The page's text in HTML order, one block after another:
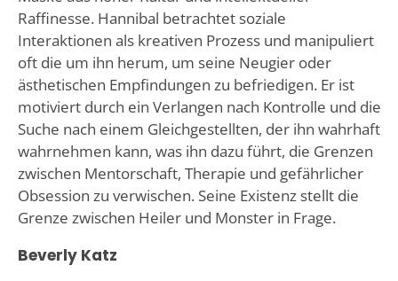
Raffinesse. Hannibal betrachtet soziale
Interaktionen als kreativen Prozess und manipuliert
oft die um ihn herum, um seine Neugier oder
ästhetischen Empfindungen zu befriedigen. Er ist
motiviert durch ein Verlangen nach Kontrolle und die
Suche nach einem Gleichgestellten, der ihn wahrhaft
wahrnehmen kann, was ihn dazu führt, die Grenzen
zwischen Mentorschaft, Therapie und gefährlicher
Obsession zu verwischen. Seine Existenz stellt die
Grenze zwischen Heiler und Monster in Frage.
Beverly Katz